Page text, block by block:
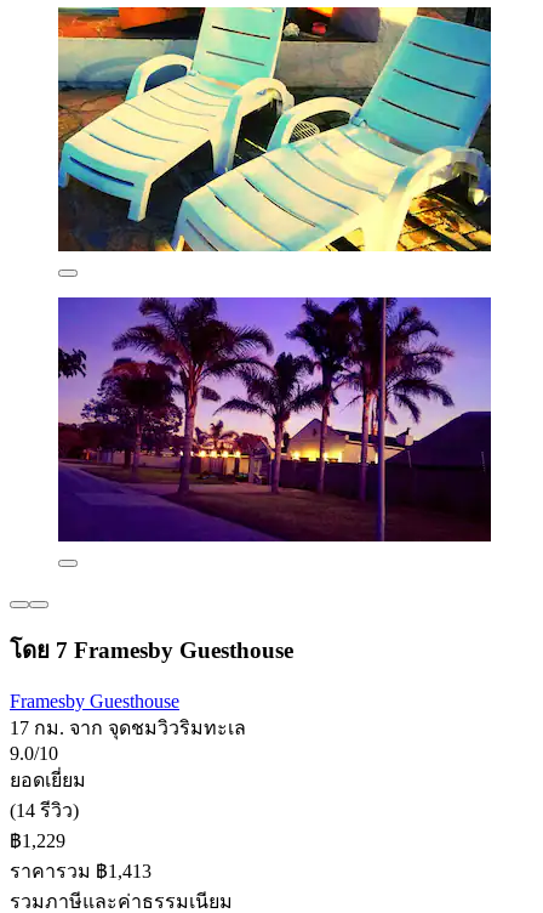
โดย 7 Framesby Guesthouse
Framesby Guesthouse
17 กม. จาก จุดชมวิวริมทะเล
9.0/10
ยอดเยี่ยม
(14 รีวิว)
฿1,229
ราคารวม ฿1,413
รวมภาษีและค่าธรรมเนียม